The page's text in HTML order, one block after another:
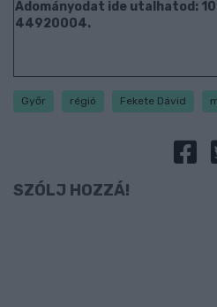
Adományodat ide utalhatod:
44920004.
Győr régió Fekete Dávid
SZÓLJ HOZZÁ!